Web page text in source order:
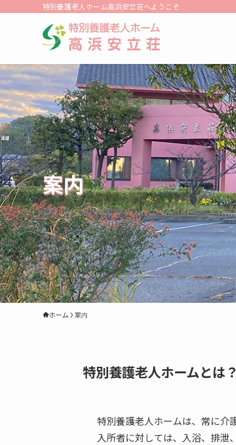
特別養護老人ホーム高浜安立荘へようこそ
案内
ホーム 案内
特別養護老人ホームとは？
特別養護老人ホームは、常に介
入所者に対しては、入浴、排泄